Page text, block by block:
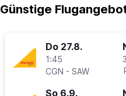
Günstige
Do 27.8.
1:45
CGN - SAW
So 6.9.